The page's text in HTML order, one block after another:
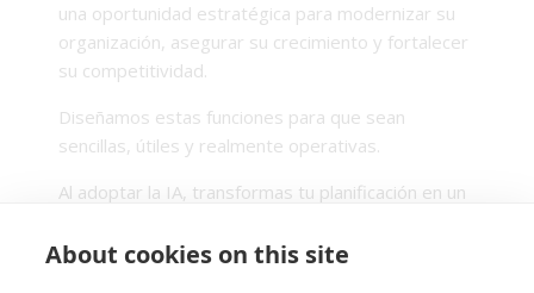
About cookies on this site
una oportunidad estratégica para modernizar su
organización, asegurar su crecimiento y fortalecer
su competitividad.
Diseñamos estas funciones para que sean
sencillas, útiles y realmente operativas.
Al adoptar la IA, transformas tu planificación en un